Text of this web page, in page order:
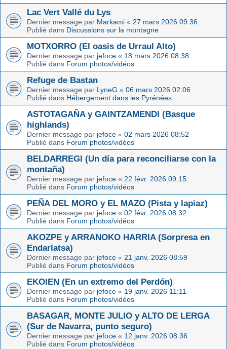
Lac Vert Vallé du Lys
Dernier message par Markami « 27 mars 2026 09:36
Publié dans Discussions sur la montagne
MOTXORRO (El oasis de Urraul Alto)
Dernier message par jefoce « 18 mars 2026 08:38
Publié dans Forum photos/vidéos
Refuge de Bastan
Dernier message par LyneG « 06 mars 2026 02:06
Publié dans Hébergement dans les Pyrénées
ASTOTAGAÑA y GAINTZAMENDI (Basque
highlands)
Dernier message par jefoce « 02 mars 2026 08:52
Publié dans Forum photos/vidéos
BELDARREGI (Un día para reconciliarse con la
montaña)
Dernier message par jefoce « 22 févr. 2026 09:15
Publié dans Forum photos/vidéos
PEÑA DEL MORO y EL MAZO (Pista y lapiaz)
Dernier message par jefoce « 02 févr. 2026 08:32
Publié dans Forum photos/vidéos
AKOZPE y ARRANOKO HARRIA (Sorpresa en
Endarlatsa)
Dernier message par jefoce « 21 janv. 2026 08:59
Publié dans Forum photos/vidéos
EKOIEN (En un extremo del Perdón)
Dernier message par jefoce « 19 janv. 2026 11:11
Publié dans Forum photos/vidéos
BASAGAR, MONTE JULIO y ALTO DE LERGA
(Sur de Navarra, punto seguro)
Dernier message par jefoce « 12 janv. 2026 08:36
Publié dans Forum photos/vidéos